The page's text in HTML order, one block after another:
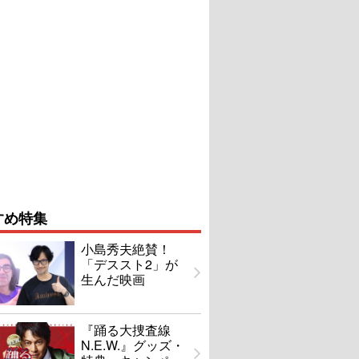
特集
小島秀夫絶賛！
「デススト2」が
生んだ映画
『踊る大捜査線
N.E.W.』グッズ・